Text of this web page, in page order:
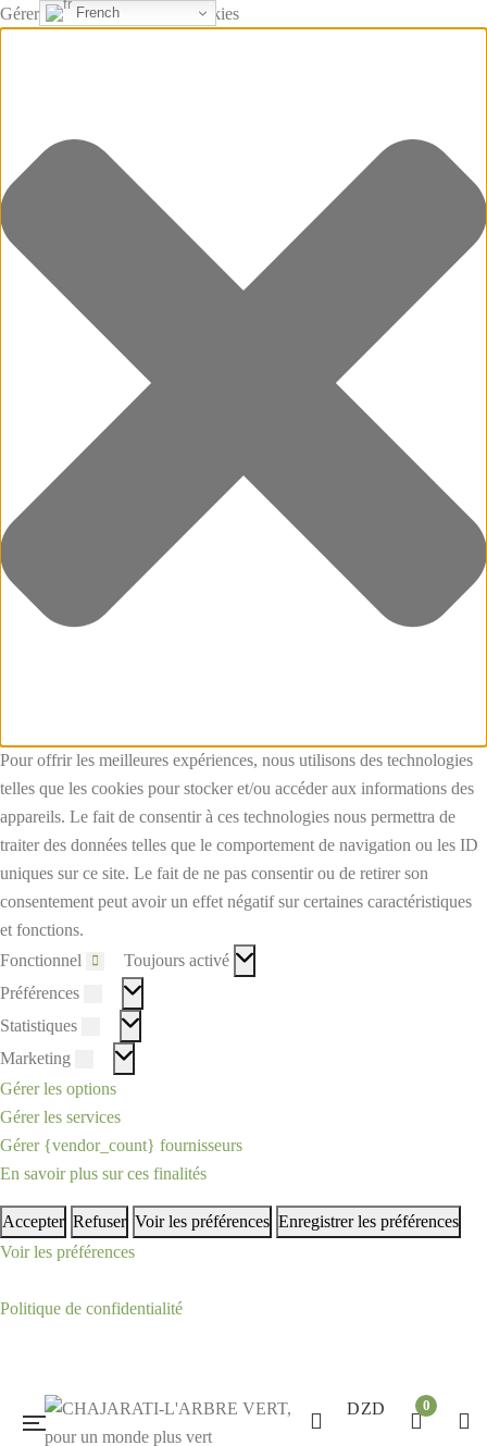
Gérer le consentement aux cookies
Pour offrir les meilleures expériences, nous utilisons des technologies
telles que les cookies pour stocker et/ou accéder aux informations des
appareils. Le fait de consentir à ces technologies nous permettra de
traiter des données telles que le comportement de navigation ou les ID
uniques sur ce site. Le fait de ne pas consentir ou de retirer son
consentement peut avoir un effet négatif sur certaines caractéristiques
et fonctions.
Fonctionnel
Fonctionnel
Toujours activé
Préférences
Statistiques
Marketing
Gérer les options
Gérer les services
Gérer {vendor_count} fournisseurs
En savoir plus sur ces finalités
Accepter Refuser Voir les préférences Enregistrer les préférences
Voir les préférences
Politique de confidentialité
DZD 0
French